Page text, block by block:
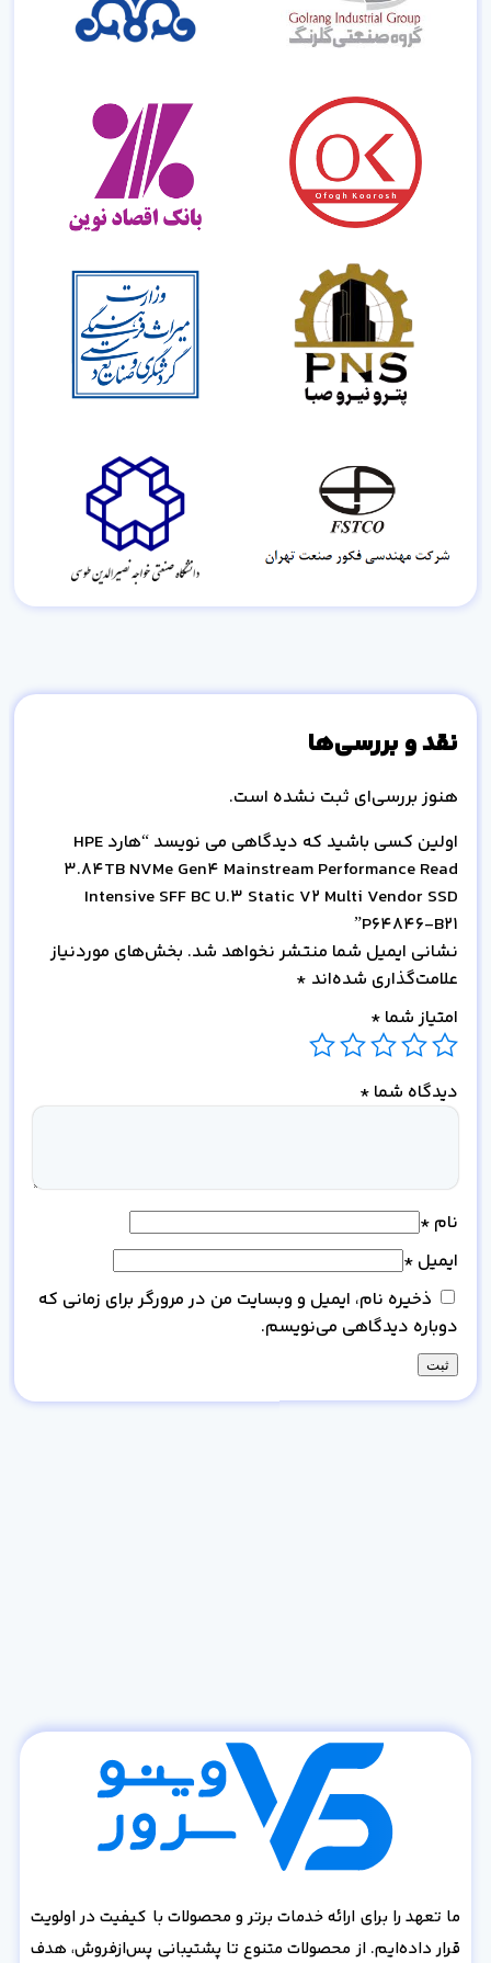
نقد و بررسی‌ها
هنوز بررسی‌ای ثبت نشده است.
اولین کسی باشید که دیدگاهی می نویسد “هارد HPE
3.84TB NVMe Gen4 Mainstream Performance Read
Intensive SFF BC U.3 Static V2 Multi Vendor SSD
P64846-B21”
نشانی ایمیل شما منتشر نخواهد شد. بخش‌های موردنیاز
علامت‌گذاری شده‌اند *
امتیاز شما *
دیدگاه شما *
نام *
ایمیل *
ذخیره نام، ایمیل و وبسایت من در مرورگر برای زمانی که
دوباره دیدگاهی می‌نویسم.
ما تعهد را برای ارائه خدمات برتر و محصولات با کیفیت در اولویت
قرار داده‌ایم. از محصولات متنوع تا پشتیبانی پس‌از‌فروش، هدف